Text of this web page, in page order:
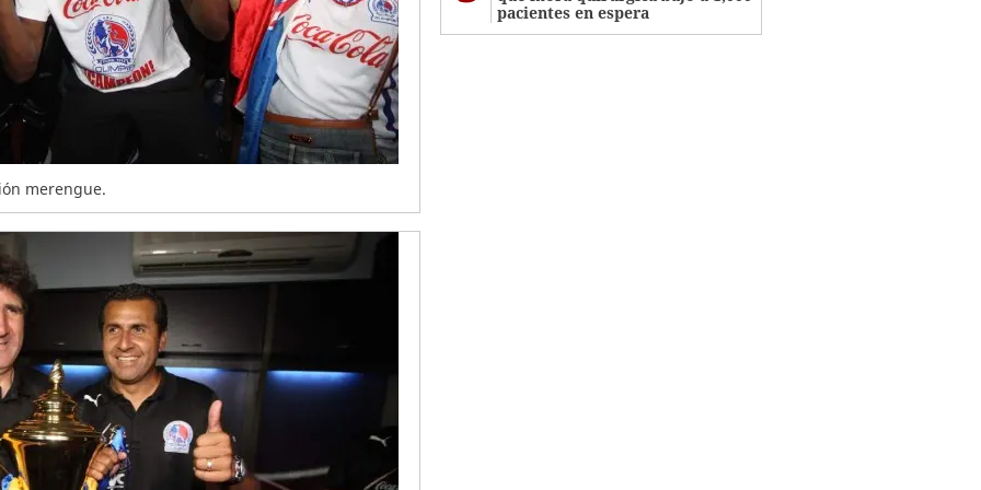
merengue.
pacientes en espera